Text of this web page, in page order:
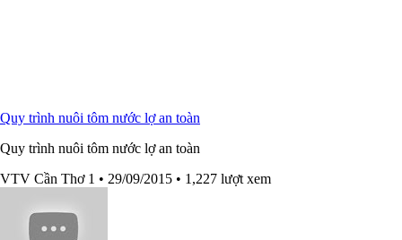
Quy trình nuôi tôm nước lợ an toàn
Quy trình nuôi tôm nước lợ an toàn
VTV Cần Thơ 1 • 29/09/2015 • 1,227 lượt xem